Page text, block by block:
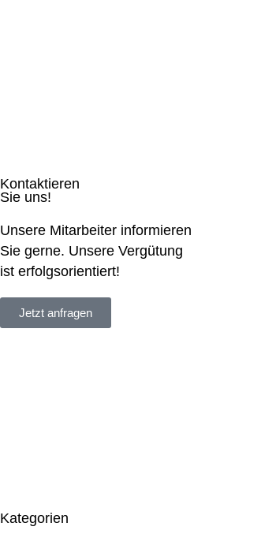
Kontaktieren
Sie uns!
Unsere Mitarbeiter informieren
Sie gerne. Unsere Vergütung
ist erfolgsorientiert!
Jetzt anfragen
Kategorien